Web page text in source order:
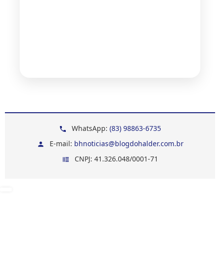
WhatsApp: (83) 98863-6735
E-mail: bhnoticias@blogdohalder.com.br
CNPJ: 41.326.048/0001-71